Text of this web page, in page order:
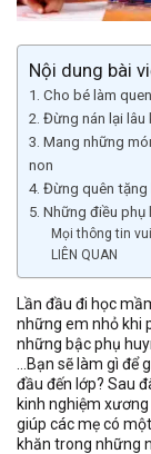
Nội dung bài
1. Cho bé làm
2. Đừng nán lại
3. Mang những
non
4. Đừng quên tặng
5. Những điều
Mọi thông tin
LIÊN QUAN
Lần đầu đi học
những em nhỏ khi
những bậc phụ
…Bạn sẽ làm gì
đầu đến lớp? Sau
kinh nghiệm
giúp các mẹ có
khăn trong những